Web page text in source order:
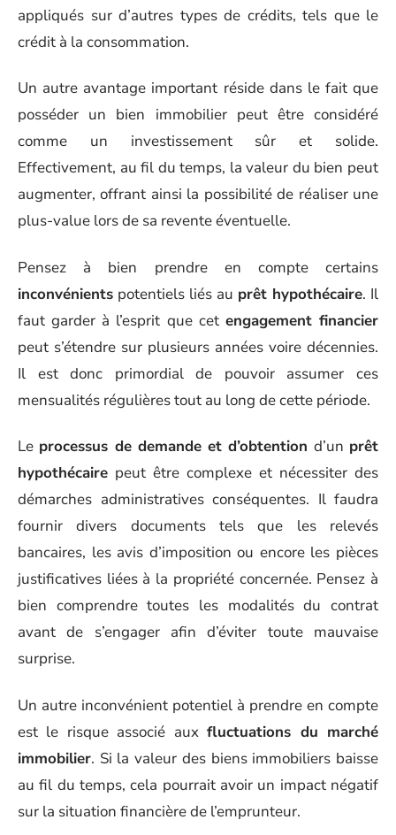
appliqués sur d’autres types de crédits, tels que le
crédit à la consommation.
Un autre avantage important réside dans le fait que
posséder un bien immobilier peut être considéré
comme un investissement sûr et solide.
Effectivement, au fil du temps, la valeur du bien peut
augmenter, offrant ainsi la possibilité de réaliser une
plus-value lors de sa revente éventuelle.
Pensez à bien prendre en compte certains
inconvénients potentiels liés au prêt hypothécaire. Il
faut garder à l’esprit que cet engagement financier
peut s’étendre sur plusieurs années voire décennies.
Il est donc primordial de pouvoir assumer ces
mensualités régulières tout au long de cette période.
Le processus de demande et d’obtention d’un prêt
hypothécaire peut être complexe et nécessiter des
démarches administratives conséquentes. Il faudra
fournir divers documents tels que les relevés
bancaires, les avis d’imposition ou encore les pièces
justificatives liées à la propriété concernée. Pensez à
bien comprendre toutes les modalités du contrat
avant de s’engager afin d’éviter toute mauvaise
surprise.
Un autre inconvénient potentiel à prendre en compte
est le risque associé auxfluctuations du marché
immobilier. Si la valeur des biens immobiliers baisse
au fil du temps, cela pourrait avoir un impact négatif
sur la situation financière de l’emprunteur.